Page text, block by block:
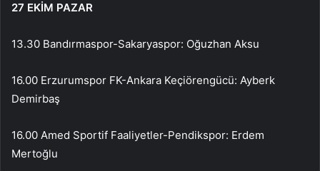
27 EKİM PAZAR
13.30 Bandırmaspor-Sakaryaspor: Oğuzhan Aksu
16.00 Erzurumspor FK-Ankara Keçiörengücü: Ayberk
Demirbaş
16.00 Amed Sportif Faaliyetler-Pendikspor: Erdem
Mertoğlu